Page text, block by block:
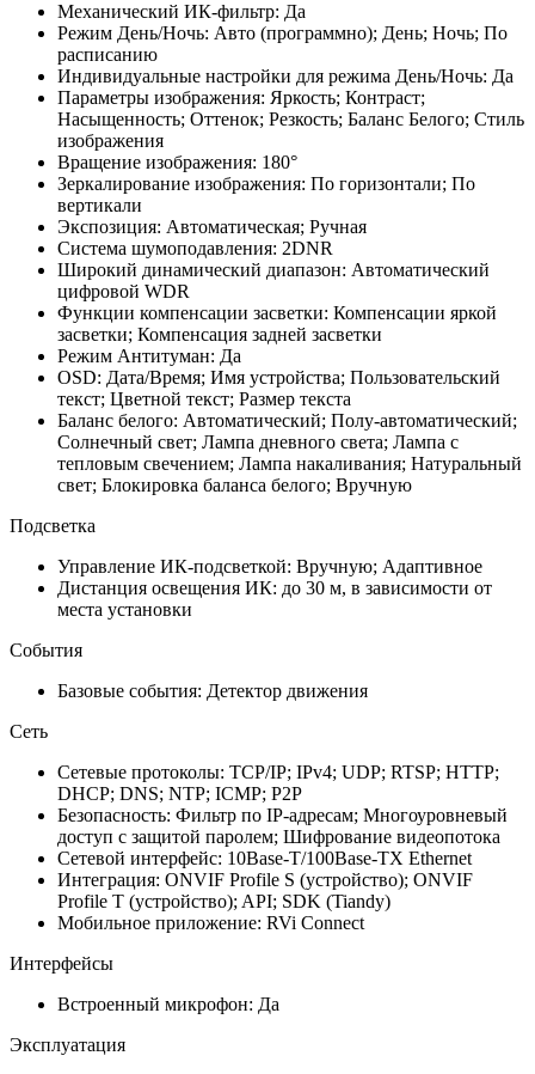
Механический ИК-фильтр: Да
Режим День/Ночь: Авто (программно); День; Ночь; По
расписанию
Индивидуальные настройки для режима День/Ночь: Да
Параметры изображения: Яркость; Контраст;
Насыщенность; Оттенок; Резкость; Баланс Белого; Стиль
изображения
Вращение изображения: 180°
Зеркалирование изображения: По горизонтали; По
вертикали
Экспозиция: Автоматическая; Ручная
Система шумоподавления: 2DNR
Широкий динамический диапазон: Автоматический
цифровой WDR
Функции компенсации засветки: Компенсации яркой
засветки; Компенсация задней засветки
Режим Антитуман: Да
OSD: Дата/Время; Имя устройства; Пользовательский
текст; Цветной текст; Размер текста
Баланс белого: Автоматический; Полу-автоматический;
Солнечный свет; Лампа дневного света; Лампа с
тепловым свечением; Лампа накаливания; Натуральный
свет; Блокировка баланса белого; Вручную
Подсветка
Управление ИК-подсветкой: Вручную; Адаптивное
Дистанция освещения ИК: до 30 м, в зависимости от
места установки
События
Базовые события: Детектор движения
Сеть
Сетевые протоколы: TCP/IP; IPv4; UDP; RTSP; HTTP;
DHCP; DNS; NTP; ICMP; P2P
Безопасность: Фильтр по IP-адресам; Многоуровневый
доступ с защитой паролем; Шифрование видеопотока
Сетевой интерфейс: 10Base-T/100Base-TX Ethernet
Интеграция: ONVIF Profile S (устройство); ONVIF
Profile T (устройство); API; SDK (Tiandy)
Мобильное приложение: RVi Connect
Интерфейсы
Встроенный микрофон: Да
Эксплуатация